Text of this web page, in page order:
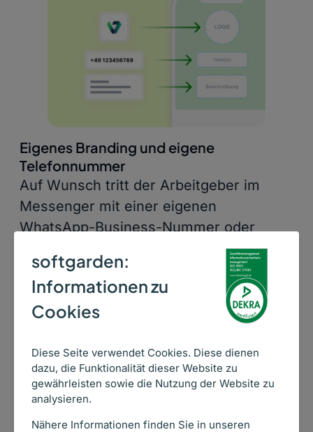
softgarden:
Informationen zu
Cookies
Diese Seite verwendet Cookies. Diese dienen
dazu, die Funktionalität dieser Website zu
gewährleisten sowie die Nutzung der Website zu
analysieren.
Nähere Informationen finden Sie in unseren
Eigenes Branding und eigene
Telefonnummer
Auf Wunsch tritt der Arbeitgeber im
Messenger mit einer eigenen
WhatsApp-Business-Nummer oder
einem eigenen Bot (z. B. für Telegram)
auf. Weitere Messenger werden
ebenfalls unterstützt. Name, Logo und
Beschreibung lassen sich individuell
vertrauten Look & Feel des
Unternehmens.